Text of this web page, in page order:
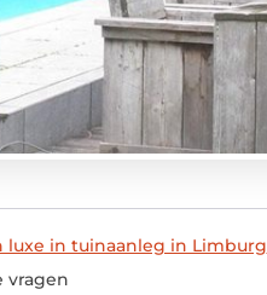
luxe in tuinaanleg in Limburg
vragen